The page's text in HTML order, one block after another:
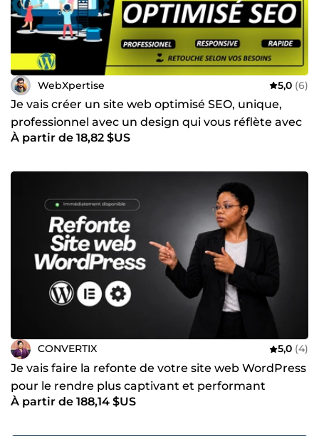
WebXpertise 5,0 (6)
Je vais créer un site web optimisé SEO, unique,
professionnel avec un design qui vous réflète avec
wordpress
À partir de 18,82 $US
CONVERTIX 5,0 (4)
Je vais faire la refonte de votre site web WordPress
pour le rendre plus captivant et performant
À partir de 188,14 $US